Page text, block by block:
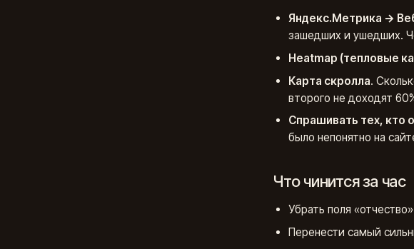
Яндекс.Метрика →
зашедших и ушедших.
Heatmap (тепловые
Карта скролла.
второго не доходят
Спрашивать тех, кто
было непонятно на
Что чинится за час
Убрать поля
Перенести самый